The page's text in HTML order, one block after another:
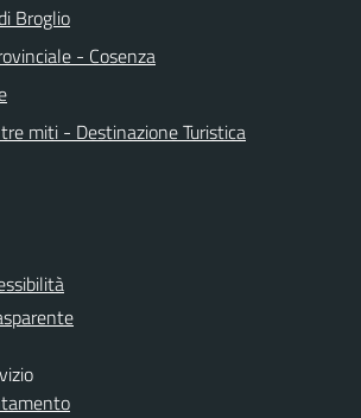
Broglio
- Cosenza
miti - Destinazione Turistica